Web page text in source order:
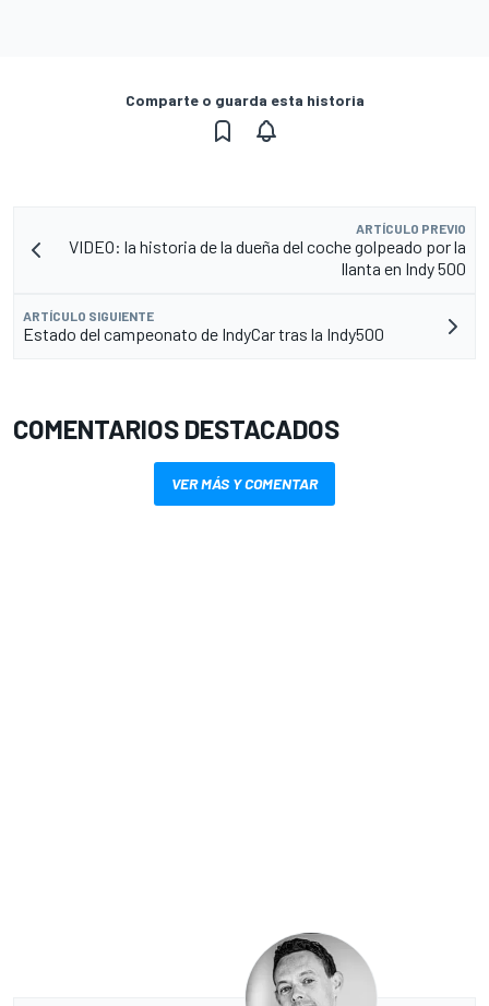
Comparte o guarda esta historia
ARTÍCULO PREVIO
VIDEO: la historia de la dueña del coche golpeado por la
llanta en Indy 500
ARTÍCULO SIGUIENTE
Estado del campeonato de IndyCar tras la Indy500
COMENTARIOS DESTACADOS
VER MÁS Y COMENTAR